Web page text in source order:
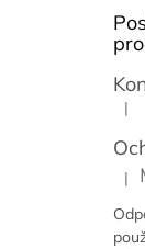
|
|